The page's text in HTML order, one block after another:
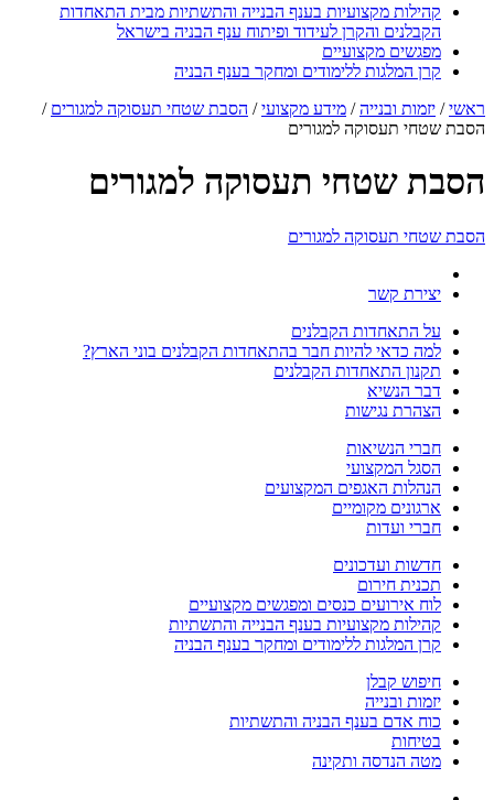
קהילות מקצועיות בענף הבנייה והתשתיות מבית התאחדות
הקבלנים והקרן לעידוד ופיתוח ענף הבניה בישראל
מפגשים מקצועיים
קרן המלגות ללימודים ומחקר בענף הבניה
ראשי/ יזמות ובנייה/ מידע מקצועי/ הסבת שטחי תעסוקה למגורים /
הסבת שטחי תעסוקה למגורים
הסבת שטחי תעסוקה למגורים
הסבת שטחי תעסוקה למגורים
יצירת קשר
על התאחדות הקבלנים
למה כדאי להיות חבר בהתאחדות הקבלנים בוני הארץ?
תקנון התאחדות הקבלנים
דבר הנשיא
הצהרת נגישות
חברי הנשיאות
הסגל המקצועי
הנהלות האגפים המקצועים
ארגונים מקומיים
חברי ועדות
חדשות ועדכונים
תכנית חירום
לוח אירועים כנסים ומפגשים מקצועיים
קהילות מקצועיות בענף הבנייה והתשתיות
קרן המלגות ללימודים ומחקר בענף הבניה
חיפוש קבלן
יזמות ובנייה
כוח אדם בענף הבניה והתשתיות
בטיחות
מטה הנדסה ותקינה